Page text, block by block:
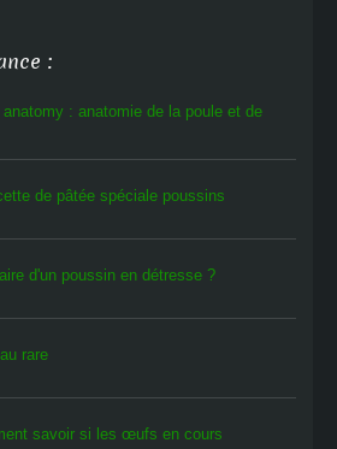
:
anatomy : anatomie de la poule et de
de pâtée spéciale poussins
d'un poussin en détresse ?
rare
savoir si les œufs en cours